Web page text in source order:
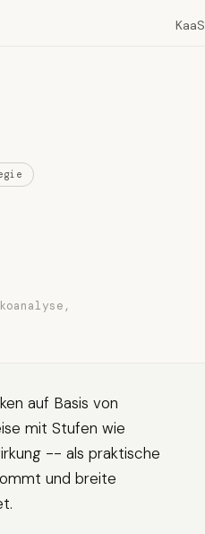
KaaS
auf Basis von
mit Stufen wie
-- als praktische
und breite